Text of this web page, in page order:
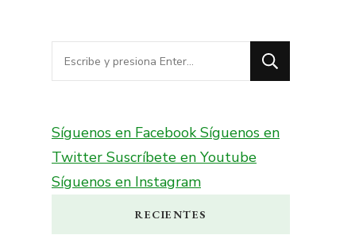
¿Buscas
algo?
Síguenos en FacebookSíguenos en
Twitter Suscríbete en Youtube
Síguenos en Instagram
RECIENTES